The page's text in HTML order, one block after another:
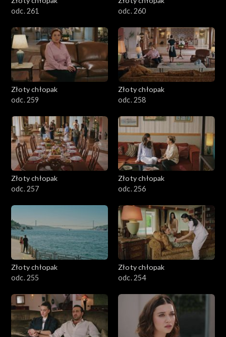
odc. 261
odc. 260
Złoty chłopak
odc. 259
Złoty chłopak
odc. 258
Złoty chłopak
odc. 257
Złoty chłopak
odc. 256
Złoty chłopak
odc. 255
Złoty chłopak
odc. 254